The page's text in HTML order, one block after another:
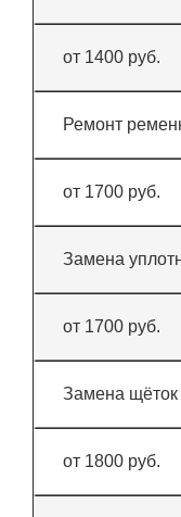
от 1400 руб.
Ремонт
от 1700 руб.
Замена
от 1700 руб.
Замена щёток
от 1800 руб.